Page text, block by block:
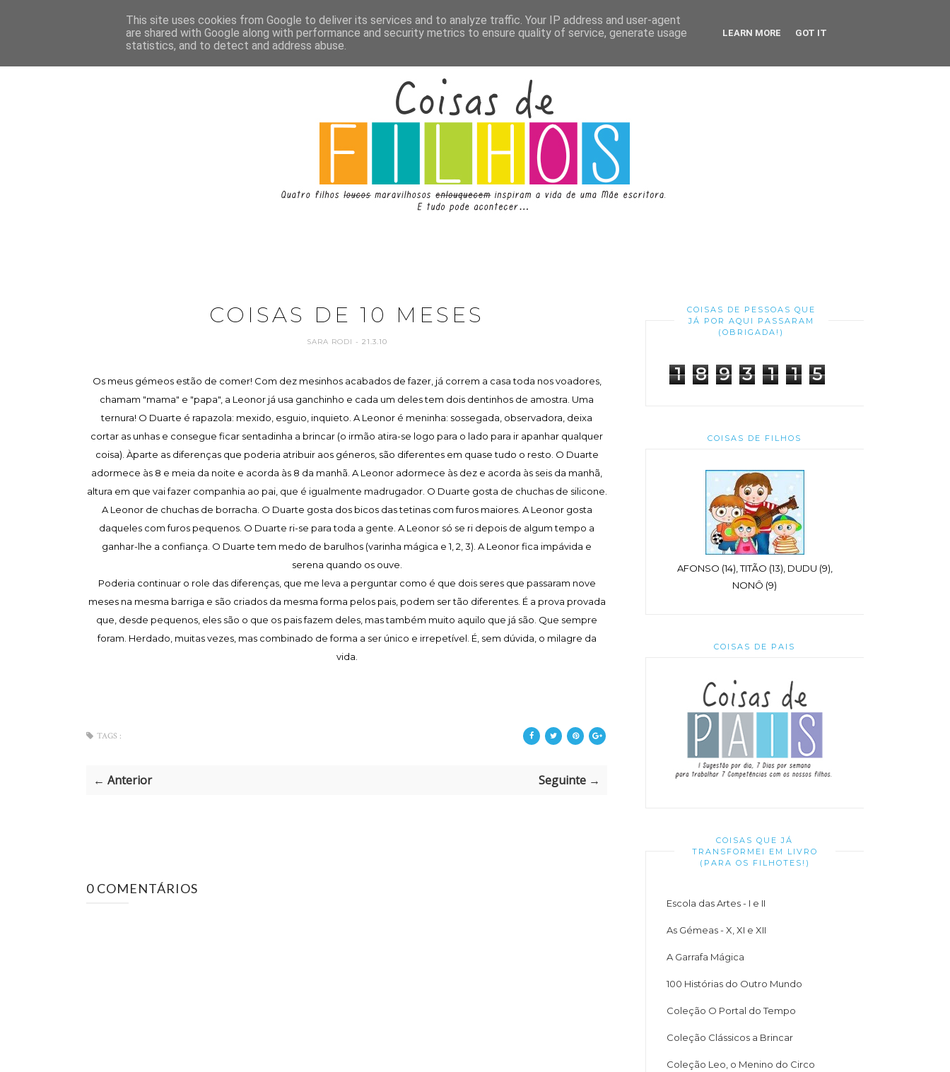
COISAS DE 10 MESES
SARA RODI - 21.3.10
Os meus gémeos estão de comer! Com dez mesinhos acabados de fazer, já correm a casa toda nos voadores,
chamam "mama" e "papa", a Leonor já usa ganchinho e cada um deles tem dois dentinhos de amostra. Uma
ternura! O Duarte é rapazola: mexido, esguio, inquieto. A Leonor é meninha: sossegada, observadora, deixa
cortar as unhas e consegue ficar sentadinha a brincar (o irmão atira-se logo para o lado para ir apanhar qualquer
coisa). Àparte as diferenças que poderia atribuir aos géneros, são diferentes em quase tudo o resto. O Duarte
adormece às 8 e meia da noite e acorda às 8 da manhã. A Leonor adormece às dez e acorda às seis da manhã,
altura em que vai fazer companhia ao pai, que é igualmente madrugador. O Duarte gosta de chuchas de silicone.
A Leonor de chuchas de borracha. O Duarte gosta dos bicos das tetinas com furos maiores. A Leonor gosta
daqueles com furos pequenos. O Duarte ri-se para toda a gente. A Leonor só se ri depois de algum tempo a
ganhar-lhe a confiança. O Duarte tem medo de barulhos (varinha mágica e 1, 2, 3). A Leonor fica impávida e
serena quando os ouve.
Poderia continuar o role das diferenças, que me leva a perguntar como é que dois seres que passaram nove
meses na mesma barriga e são criados da mesma forma pelos pais, podem ser tão diferentes. É a prova provada
que, desde pequenos, eles são o que os pais fazem deles, mas também muito aquilo que já são. Que sempre
foram. Herdado, muitas vezes, mas combinado de forma a ser único e irrepetível. É, sem dúvida, o milagre da
vida.
TAGS :
← Anterior Seguinte →
0 COMENTÁRIOS
COISAS DE PESSOAS QUE
JÁ POR AQUI PASSARAM
(OBRIGADA!)
1 8 9 3 1 1 5
COISAS DE FILHOS
AFONSO (14), TITÃO (13), DUDU (9),
NONÔ (9)
COISAS DE PAIS
COISAS QUE JÁ
TRANSFORMEI EM LIVRO
(PARA OS FILHOTES!)
Escola das Artes - I e II
As Gémeas - X, XI e XII
A Garrafa Mágica
100 Histórias do Outro Mundo
Coleção O Portal do Tempo
Coleção Clássicos a Brincar
Coleção Leo, o Menino do Circo
This site uses cookies from Google to deliver its services and to analyze traffic. Your IP address and user-agent
are shared with Google along with performance and security metrics to ensure quality of service, generate usage
statistics, and to detect and address abuse.
LEARN MORE GOT IT